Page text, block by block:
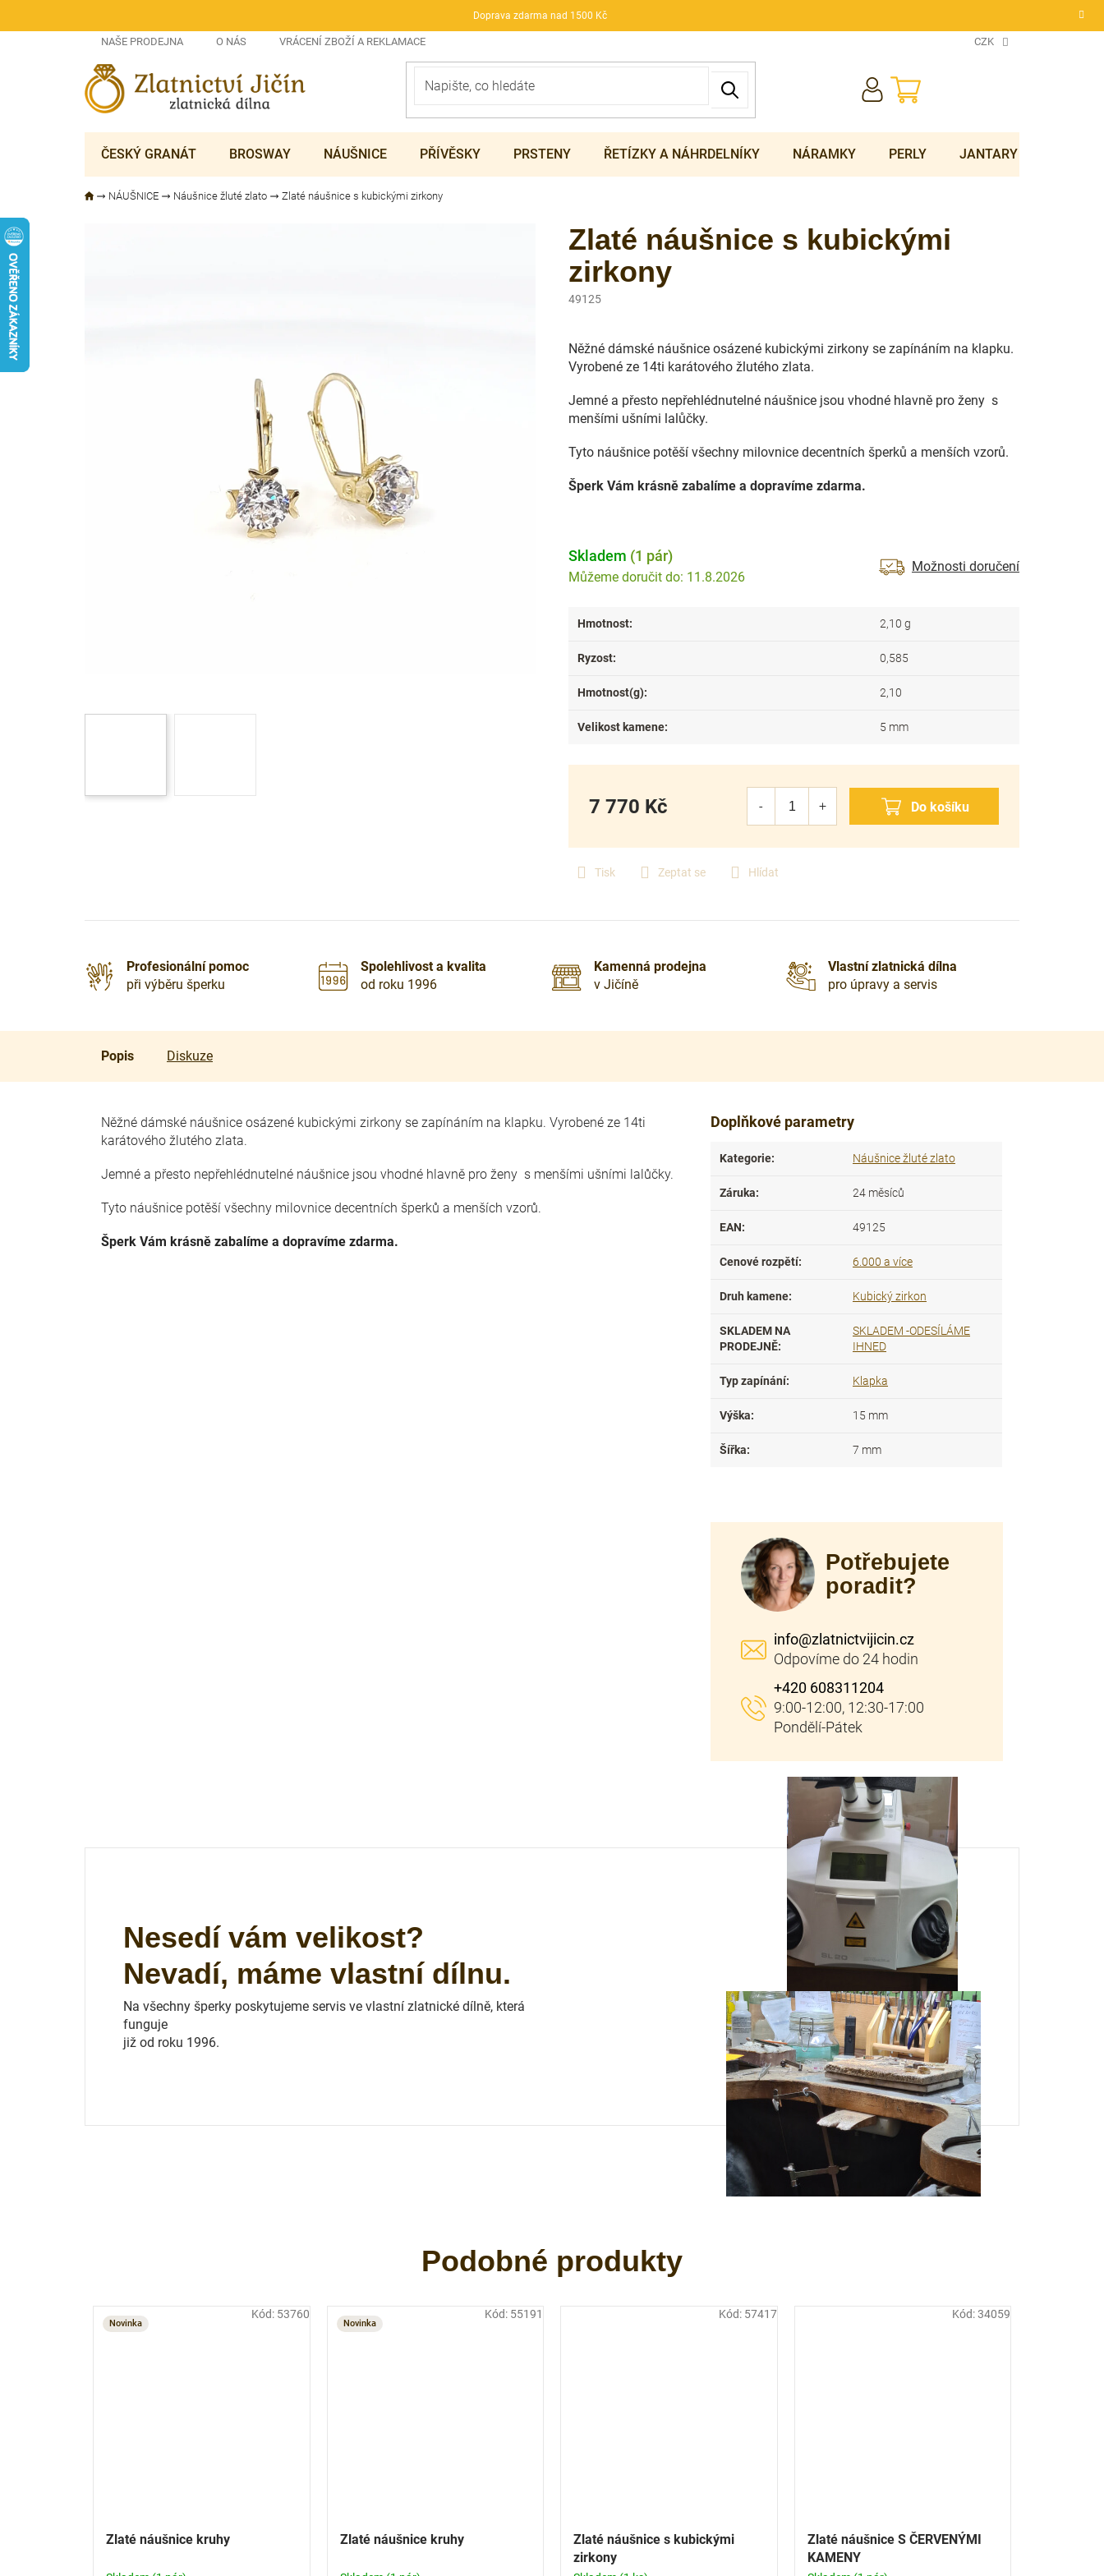
Doprava zdarma nad 1500 Kč
NAŠE PRODEJNA O NÁS VRÁCENÍ ZBOŽÍ A REKLAMACE CZK
NÁKUPNÍ
KOŠÍK
ČESKÝ GRANÁT BROSWAY NÁUŠNICE PŘÍVĚSKY PRSTENY ŘETÍZKY A NÁHRDELNÍKY NÁRAMKY PERLY JANTARY
NÁUŠNICE Náušnice žluté zlato Zlaté náušnice s kubickými zirkony
Něžné dámské náušnice osázené kubickými zirkony se zapínáním na klapku.
Vyrobené ze 14ti karátového žlutého zlata.
Jemné a přesto nepřehlédnutelné náušnice jsou vhodné hlavně pro ženy s
menšími ušními lalůčky.
Tyto náušnice potěší všechny milovnice decentních šperků a menších vzorů.
Šperk Vám krásně zabalíme a dopravíme zdarma.
Tisk Zeptat se Hlídat
Zlaté náušnice s kubickými
zirkony
49125
Skladem (1 pár)
11.8.2026
Možnosti doručení
7 770 Kč
Hmotnost: 2,10 g
Ryzost: 0,585
Hmotnost(g): 2,10
Velikost kamene: 5 mm
Profesionální pomoc
při výběru šperku
Spolehlivost a kvalita
od roku 1996
Kamenná prodejna
v Jičíně
Vlastní zlatnická dílna
pro úpravy a servis
Popis Diskuze
Něžné dámské náušnice osázené kubickými zirkony se zapínáním na klapku. Vyrobené ze 14ti
karátového žlutého zlata.
Jemné a přesto nepřehlédnutelné náušnice jsou vhodné hlavně pro ženy s menšími ušními lalůčky.
Tyto náušnice potěší všechny milovnice decentních šperků a menších vzorů.
Šperk Vám krásně zabalíme a dopravíme zdarma.
Doplňkové parametry
Kategorie: Náušnice žluté zlato
Záruka: 24 měsíců
EAN: 49125
Cenové rozpětí: 6.000 a více
Druh kamene: Kubický zirkon
SKLADEM NA
PRODEJNĚ:
SKLADEM -ODESÍLÁME
IHNED
Typ zapínání: Klapka
Výška: 15 mm
Šířka: 7 mm
Potřebujete
poradit?
info@zlatnictvijicin.cz
+420 608311204
Novinka
Zlaté náušnice kruhy
Kód: 53760
Novinka
Zlaté náušnice kruhy
Kód: 55191
Zlaté náušnice s kubickými
zirkony
Kód: 57417
Zlaté náušnice S ČERVENÝMI
KAMENY
Kód:34059
Nesedí vám velikost?
Nevadí, máme vlastní dílnu.
Na všechny šperky poskytujeme servis ve vlastní zlatnické dílně, která
funguje
již od roku 1996.